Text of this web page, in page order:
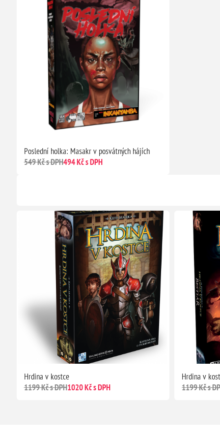
Poslední holka: Masakr v posvátných hájích
549 Kč s DPH494 Kč s DPH
Hrdina v kostce
1199 Kč s DPH1020 Kč s DPH
Hrdina v
1199 Kč s